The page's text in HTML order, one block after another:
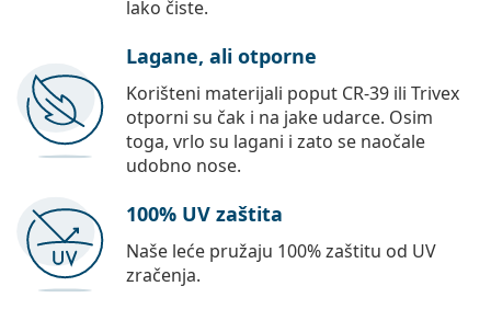
lako čiste.
Lagane, ali otporne
Korišteni materijali poput CR-39 ili Trivex
otporni su čak i na jake udarce. Osim
toga, vrlo su lagani i zato se naočale
udobno nose.
100% UV zaštita
Naše leće pružaju 100% zaštitu od UV
zračenja.